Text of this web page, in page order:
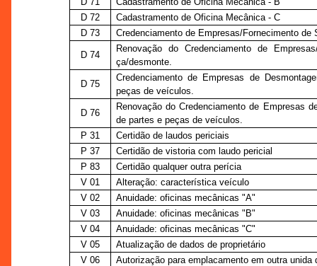
D 72
Cadastramento de Oficina Mecânica - C
D 73
Credenciamento de Empresas/Fornecimento
D 74
Renovação do Credenciamento de
ça/desmonte.
D 75
Credenciamento de Empresas de
peças de veículos.
D 76
Renovação do Credenciamento de Empresas
de partes e peças de veículos.
P 31
Certidão de laudos periciais
P 37
Certidão de vistoria com laudo pericial
P 83
Certidão qualquer outra perícia
V 01
Alteração: característica veículo
V 02
Anuidade: oficinas mecânicas "A"
V 03
Anuidade: oficinas mecânicas "B"
V 04
Anuidade: oficinas mecânicas "C"
V 05
Atualização de dados de proprietário
V 06
Autorização para emplacamento em outra unida